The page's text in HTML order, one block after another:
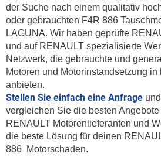
der Suche nach einem qualitativ
oder gebrauchten F4R 886
LAGUNA. Wir haben geprüfte
und auf RENAULT spezialisierte
Netzwerk, die gebrauchte und
Motoren und Motorinstandsetzung in
anbieten.
Stellen Sie einfach eine Anfrage
vergleichen Sie die besten
RENAULT Motorenlieferanten und
die beste Lösung für deinen
886 Motorschaden.